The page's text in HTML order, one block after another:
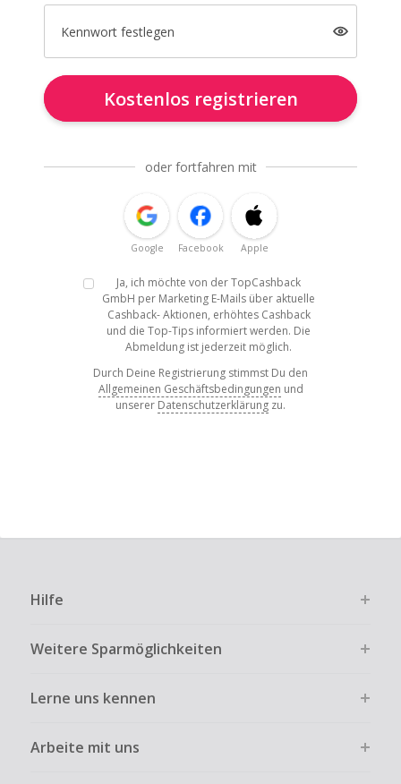
Kennwort festlegen
Kostenlos registrieren
oder fortfahren mit
Google Facebook Apple
Ja, ich möchte von der TopCashback
GmbH per Marketing E-Mails über aktuelle
Cashback- Aktionen, erhöhtes Cashback
und die Top-Tips informiert werden. Die
Abmeldung ist jederzeit möglich.
Durch Deine Registrierung stimmst Du den
Allgemeinen Geschäftsbedingungen und
unserer Datenschutzerklärung zu.
Hilfe
Weitere Sparmöglichkeiten
Lerne uns kennen
Arbeite mit uns